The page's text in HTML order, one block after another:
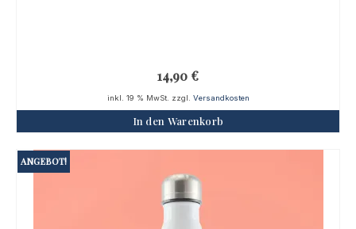
14,90 €
inkl. 19 % MwSt. zzgl. Versandkosten
In den Warenkorb
ANGEBOT!